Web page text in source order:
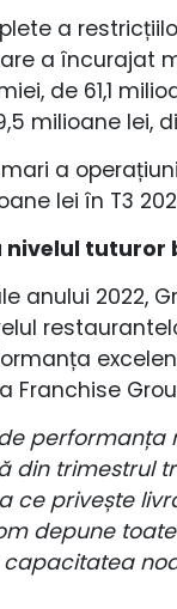
a
a încurajat
de 61,1
milioane lei,
a
lei în T3
nivelul
anului 2022,
Franchise
performanța
din trimestrul
ce privește
depune